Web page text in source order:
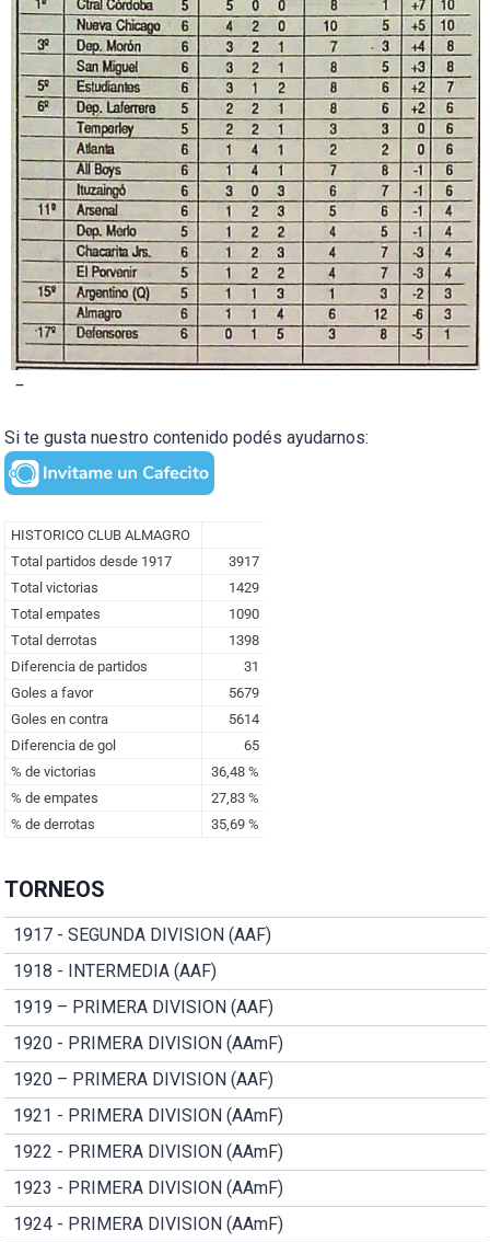
–
Si te gusta nuestro contenido podés ayudarnos:
TORNEOS
1917 - SEGUNDA DIVISION (AAF)
1918 - INTERMEDIA (AAF)
1919 – PRIMERA DIVISION (AAF)
1920 - PRIMERA DIVISION (AAmF)
1920 – PRIMERA DIVISION (AAF)
1921 - PRIMERA DIVISION (AAmF)
1922 - PRIMERA DIVISION (AAmF)
1923 - PRIMERA DIVISION (AAmF)
1924 - PRIMERA DIVISION (AAmF)